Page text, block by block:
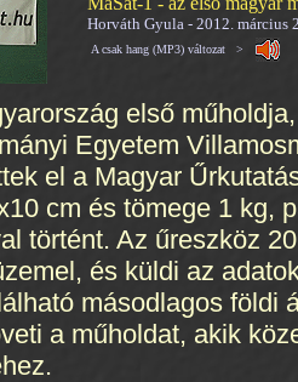
Horváth Gyula - 2012. március
A csak hang (MP3) változat >
első
Egyetem
el a Magyar
cm és tömege 1 kg,
történt. Az űreszköz
és küldi az
másodlagos földi
a műholdat, akik